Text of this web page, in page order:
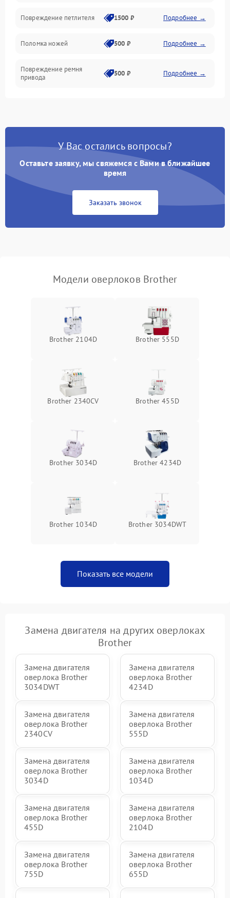
Шпульки, нити и заправка
Повреждение петлителя 1500 ₽ Подробнее →
Поломка ножей 500 ₽ Подробнее →
Повреждение ремня
привода
500 ₽ Подробнее →
Неисправность системы
Повреждение корпуса 1000 ₽ Подробнее →
Поломка системы защиты
500 ₽
защиты от засоров
500 ₽ Подробнее →
У Вас остались вопросы?
Оставьте заявку, мы свяжемся с Вами в ближайшее
время
Заказать звонок
Модели оверлоков Brother
Brother 2104D Brother 555D
Brother 2340CV Brother 455D
Brother 3034D Brother 4234D
Brother 1034D Brother 3034DWT
Показать все модели
Замена двигателя на других оверлоках
Brother
Замена двигателя
оверлока Brother
3034DWT
Замена двигателя
оверлока Brother
4234D
Замена двигателя
оверлока Brother
2340CV
Замена двигателя
оверлока Brother
555D
Замена двигателя
оверлока Brother
3034D
Замена двигателя
оверлока Brother
1034D
Замена двигателя
оверлока Brother
455D
Замена двигателя
оверлока Brother
2104D
Замена двигателя
оверлока Brother
755D
Замена двигателя
оверлока Brother
655D